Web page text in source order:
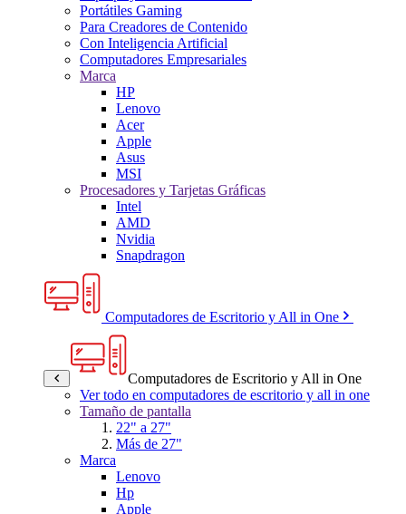
Portátiles Gaming
Para Creadores de Contenido
Con Inteligencia Artificial
Computadores Empresariales
Marca
HP
Lenovo
Acer
Apple
Asus
MSI
Procesadores y Tarjetas Gráficas
Intel
AMD
Nvidia
Snapdragon
Computadores de Escritorio y All in One
Computadores de Escritorio y All in One
Ver todo en computadores de escritorio y all in one
Tamaño de pantalla
22" a 27"
Más de 27"
Marca
Lenovo
Hp
Apple